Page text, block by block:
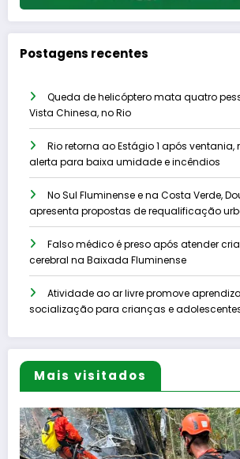
Postagens recentes
Queda de helicóptero mata quatro
Vista Chinesa, no Rio
Rio retorna ao Estágio 1 após ventania,
alerta para baixa umidade e incêndios
No Sul Fluminense e na Costa Verde,
apresenta propostas de requalificação
Falso médico é preso após atender
cerebral na Baixada Fluminense
Atividade ao ar livre promove
socialização para crianças e
Mais visitados